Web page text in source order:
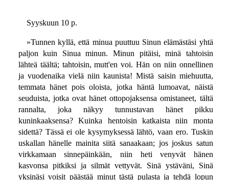
Syyskuun 10 p.
»Tunnen kyllä, että minua puuttuu Sinun elämästäsi yhtä
paljon kuin Sinua minun. Minun pitäisi, minä tahtoisin
lähteä täältä; tahtoisin, mutt'en voi. Hän on niin onnellinen
ja vuodenaika vielä niin kaunista! Mistä saisin miehuutta,
temmata hänet pois oloista, jotka häntä lumoavat, näistä
seuduista, jotka ovat hänet ottopojaksensa omistaneet, tältä
rannalta, joka näkyy tunnustavan hänet pikku
kuninkaaksensa? Kuinka hentoisin katkaista niin monta
sidettä? Tässä ei ole kysymyksessä lähtö, vaan ero. Tuskin
uskallan hänelle mainita siitä sanaakaan; jos joskus satun
virkkamaan sinnepäinkään, niin heti venyvät hänen
kasvonsa pitkiksi ja silmät vettyvät. Sinä ystäväni, Sinä
yksinäsi voisit päästää minut tästä pulasta ja tehdä lopun